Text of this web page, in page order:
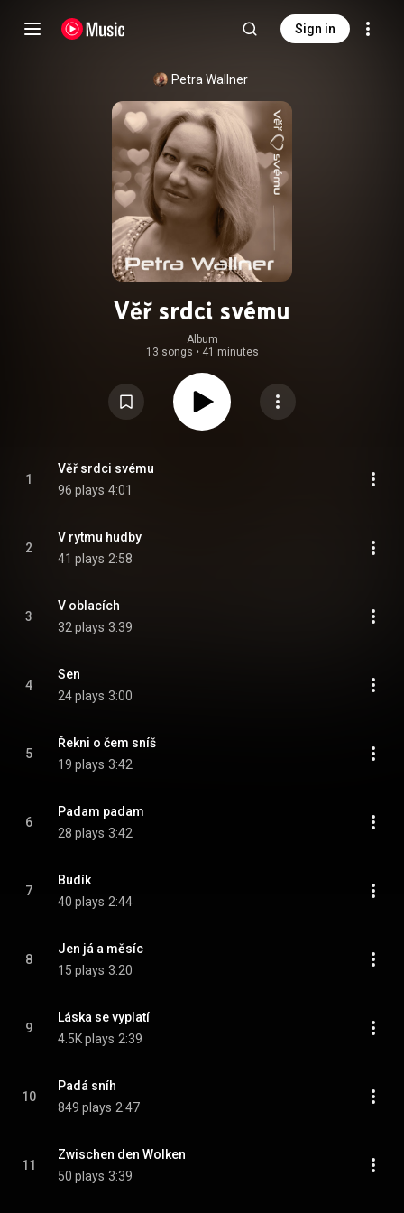
Sign in
Petra Wallner
Věř srdci svému
Album
13 songs • 41 minutes
1
Věř srdci svému
96 plays 4:01
2
V rytmu hudby
41 plays 2:58
3
V oblacích
32 plays 3:39
4
Sen
24 plays 3:00
5
Řekni o čem sníš
19 plays 3:42
6
Padam padam
28 plays 3:42
7
Budík
40 plays 2:44
8
Jen já a měsíc
15 plays 3:20
9
Láska se vyplatí
4.5K plays 2:39
10
Padá sníh
849 plays 2:47
11
Zwischen den Wolken
50 plays 3:39